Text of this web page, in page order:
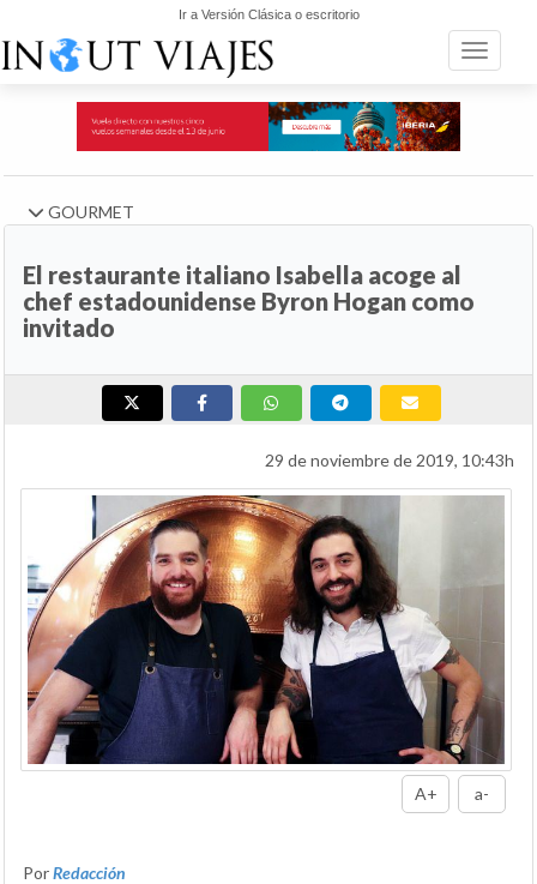
Ir a Versión Clásica o escritorio
Toggle
GOURMET
El restaurante italiano Isabella acoge al
chef estadounidense Byron Hogan como
invitado
29 de noviembre de 2019, 10:43h
A+ a-
PorRedacción